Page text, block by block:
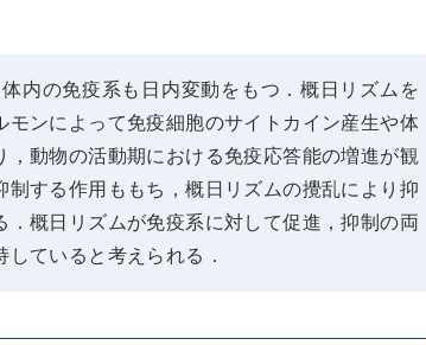
内の免疫系も日内変動をもつ．概日リズムを
ンによって免疫細胞のサイトカイン産生や体
動物の活動期における免疫応答能の増進が観
する作用ももち，概日リズムの攪乱により抑
概日リズムが免疫系に対して促進，抑制の両
ていると考えられる．